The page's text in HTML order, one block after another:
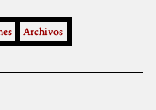
Archivos